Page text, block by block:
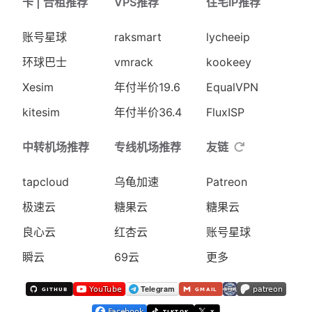
账号星球
环球巴士
Xesim
kitesim
raksmart
vmrack
年付半价19.6
年付半价36.4
lycheeip
kookeey
EqualVPN
FluxISP
中转机场推荐
tapcloud
极速云
良心云
瞬云
专线机场推荐
乌龟加速
糖果云
红杏云
69云
友链
Patreon
糖果云
账号星球
更多